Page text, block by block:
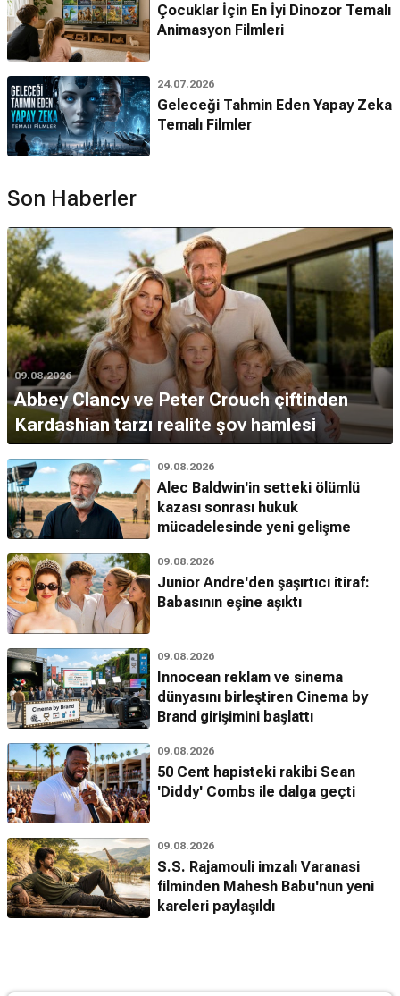
Çocuklar İçin En İyi Dinozor Temalı
Animasyon Filmleri
24.07.2026
Geleceği Tahmin Eden Yapay Zeka
Temalı Filmler
Son Haberler
09.08.2026
Abbey Clancy ve Peter Crouch çiftinden
Kardashian tarzı realite şov hamlesi
09.08.2026
Alec Baldwin'in setteki ölümlü
kazası sonrası hukuk
mücadelesinde yeni gelişme
09.08.2026
Junior Andre'den şaşırtıcı itiraf:
Babasının eşine aşıktı
09.08.2026
Innocean reklam ve sinema
dünyasını birleştiren Cinema by
Brand girişimini başlattı
09.08.2026
50 Cent hapisteki rakibi Sean
'Diddy' Combs ile dalga geçti
09.08.2026
S.S. Rajamouli imzalı Varanasi
filminden Mahesh Babu'nun yeni
kareleri paylaşıldı